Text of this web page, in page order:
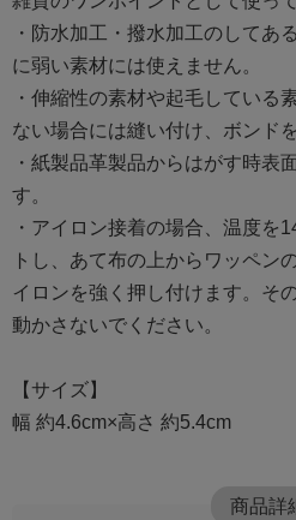
・防水加工・撥水加工のしてあ
に弱い素材には使えません。
・伸縮性の素材や起毛している
ない場合には縫い付け、ボンド
・紙製品革製品からはがす時表
す。
・アイロン接着の場合、温度
トし、あて布の上からワッペン
イロンを強く押し付けます。そ
動かさないでください。
【サイズ】
幅 約4.6cm×高さ 約5.4cm
商品詳